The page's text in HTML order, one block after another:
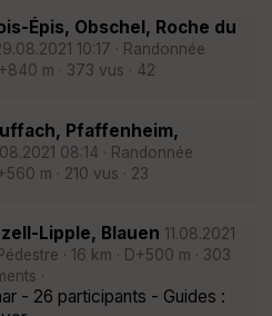
Épis, Obschel, Roche du
10:17 · Randonnée
m · 373 vus · 42
Pfaffenheim,
08:14 · Randonnée
m · 210 vus · 23
Lipple, Blauen 11.08.2021
· 16 km · D+500 m · 303
·
- 26 participants - Guides :